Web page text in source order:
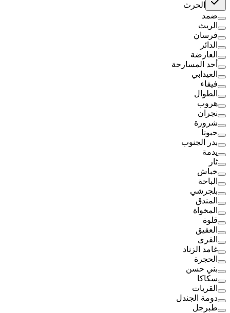
الحرث
ضمد
الريث
فرسان
الدائر
العارضة
أحد المسارحة
العيدابي
فيفاء
الطوال
هروب
نجران
شرورة
حبونا
بدر الجنوب
يدمة
ثار
خباش
الباحة
بلجرشي
المندق
المخواة
قلوة
العقيق
القرى
غامد الزناد
الحجرة
بني حسن
سكاكا
القريات
دومة الجندل
طبرجل